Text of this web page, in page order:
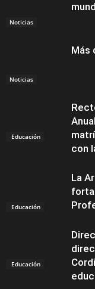
Noticias
Noticias
Más
Educación
con
Educación
La
Educación